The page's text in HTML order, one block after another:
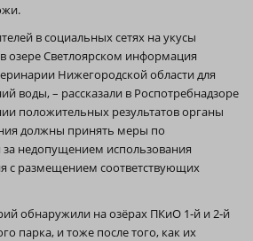
в социальных сетях на укусы
озере Светлоярском информация
Нижегородской области для
воды, – рассказали в Роспотребнадзоре
положительных результатов органы
должны принять меры по
недопущением использования
с размещением соответствующих
обнаружили на озёрах ПКиО 1‑й и 2‑й
парка, и тоже после того, как их